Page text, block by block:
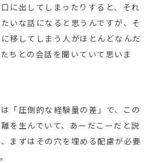
に出してしまったりすると、それ
いな話になると思うんですが、そ
移してしまう人がほとんどなんだ
ちとの会話を聞いていて思いま
「圧倒的な経験量の差」で、この
を生んでいて、あーだこーだと説
まずはその穴を埋める配慮が必要